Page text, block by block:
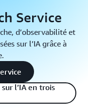
Service
d’observabilité et
sur l’IA grâce à
l’IA en trois